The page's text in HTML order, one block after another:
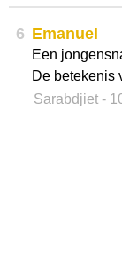
6 Emanuel
Een
De betekenis
Sarabdjiet -